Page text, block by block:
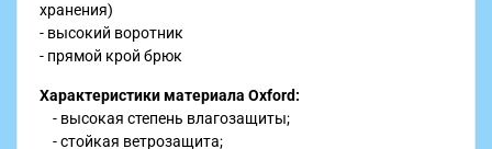
хранения)
- высокий воротник
- прямой крой брюк
Характеристики материала Oxford:
- высокая степень влагозащиты;
- стойкая ветрозащита;